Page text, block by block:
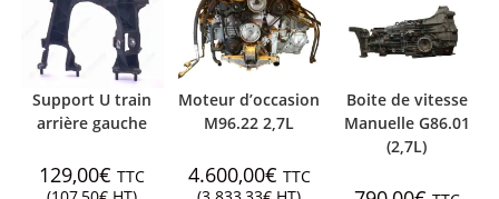
Support U train
arrière gauche
129,00€ TTC
Moteur d’occasion
M96.22 2,7L
4.600,00€ TTC
Boite de vitesse
Manuelle G86.01
(2,7L)